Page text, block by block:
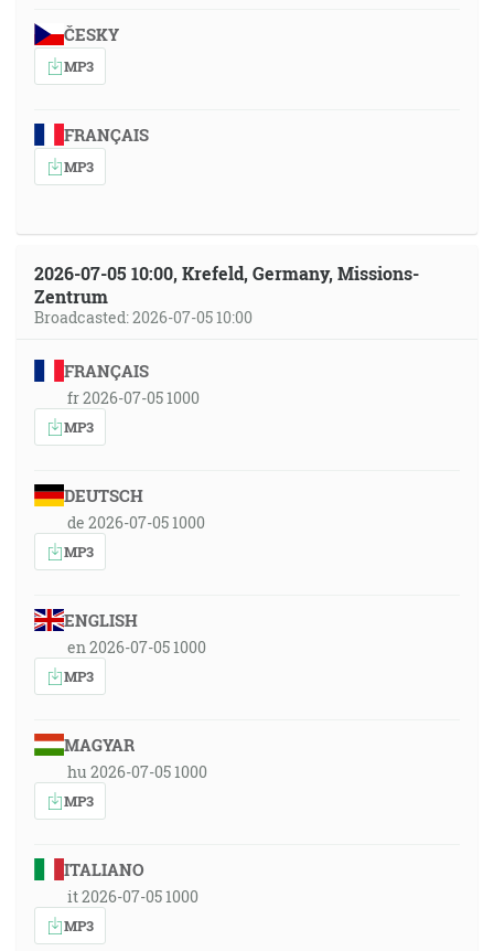
ČESKY
MP3
FRANÇAIS
MP3
2026-07-05 10:00, Krefeld, Germany, Missions-
Zentrum
Broadcasted: 2026-07-05 10:00
FRANÇAIS
fr 2026-07-05 1000
MP3
DEUTSCH
de 2026-07-05 1000
MP3
ENGLISH
en 2026-07-05 1000
MP3
MAGYAR
hu 2026-07-05 1000
MP3
ITALIANO
it 2026-07-05 1000
MP3